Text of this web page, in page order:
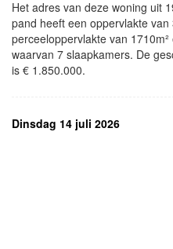
Het adres van deze woning uit
pand heeft een oppervlakte van
perceeloppervlakte van
waarvan 7 slaapkamers. De
is € 1.850.000.
Dinsdag 14 juli 2026